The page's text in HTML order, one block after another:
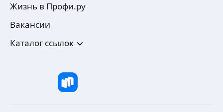
Жизнь в Профи.ру
Вакансии
Каталог ссылок